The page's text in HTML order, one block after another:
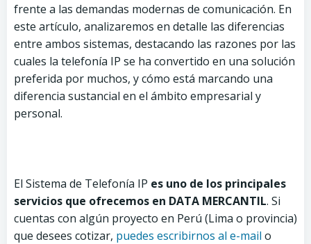
frente a las demandas modernas de comunicación. En
este artículo, analizaremos en detalle las diferencias
entre ambos sistemas, destacando las razones por las
cuales la telefonía IP se ha convertido en una solución
preferida por muchos, y cómo está marcando una
diferencia sustancial en el ámbito empresarial y
personal.
El Sistema de Telefonía IP es uno de los principales
servicios que ofrecemos en DATA MERCANTIL. Si
cuentas con algún proyecto en Perú (Lima o provincia)
que desees cotizar, puedes escribirnos al e-mail o